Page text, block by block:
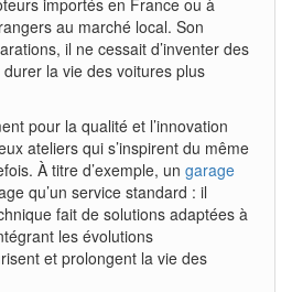
au marché local. Son
il ne cessait d’inventer des
la vie des voitures plus
pour la qualité et l’innovation
ateliers qui s’inspirent du même
À titre d’exemple, un garage
qu’un service standard : il
fait de solutions adaptées à
les évolutions
et prolongent la vie des